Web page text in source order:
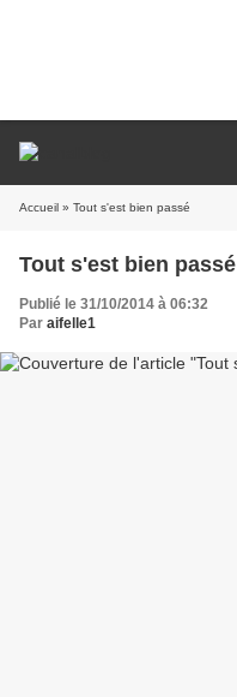
Accueil » Tout s'est bien passé
Tout s'est bien passé
Publié le 31/10/2014 à 06:32
Par aifelle1